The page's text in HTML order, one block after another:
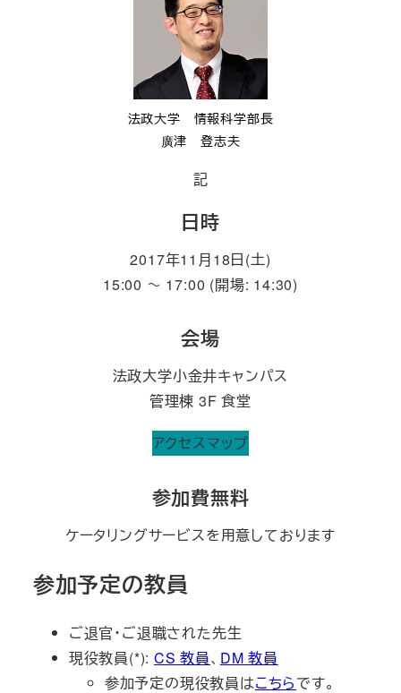
法政大学 情報科学部長
廣津 登志夫
記
日時
2017年11月18日(土)
15:00 ～ 17:00 (開場: 14:30)
会場
法政大学小金井キャンパス
管理棟 3F 食堂
アクセスマップ
参加費無料
ケータリングサービスを用意しております
参加予定の教員
ご退官・ご退職された先生
現役教員(*): CS 教員、 DM 教員
参加予定の現役教員はこちらです。